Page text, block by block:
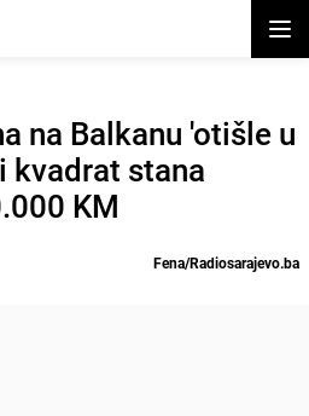
na Balkanu 'otišle u
kvadrat stana
KM
Fena/Radiosarajevo.ba